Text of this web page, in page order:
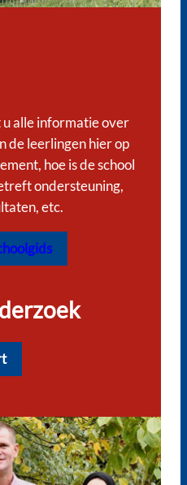
u alle informatie over
de leerlingen hier op
hoe is de school
ondersteuning,
etc.